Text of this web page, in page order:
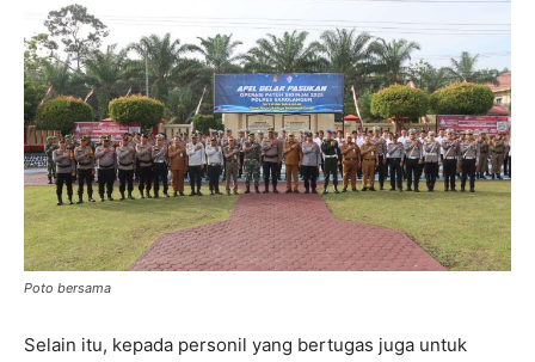
Poto bersama
Selain itu, kepada personil yang bertugas juga untuk